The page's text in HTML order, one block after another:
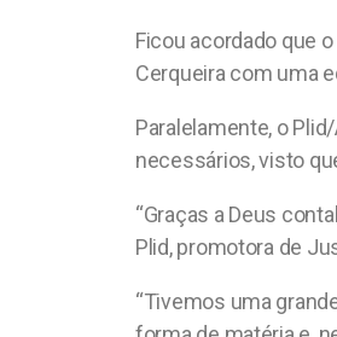
Ficou acordado que
Cerqueira com uma
Paralelamente, o
necessários, visto
“Graças a Deus
Plid, promotora de
“Tivemos uma